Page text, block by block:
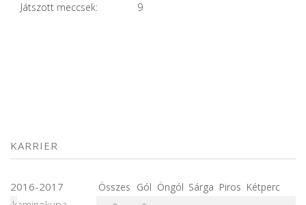
Játszott meccsek:
9
KARRIER
2016-2017 Összes Gól Öngól Sárga Piros Kétperc